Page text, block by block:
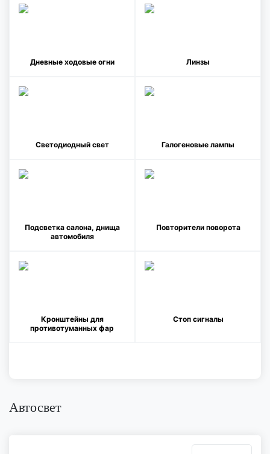
Дневные ходовые огни Линзы
Светодиодный свет Галогеновые лампы
Подсветка салона, днища
автомобиля
Повторители поворота
Кронштейны для
противотуманных фар
Стоп сигналы
Автосвет